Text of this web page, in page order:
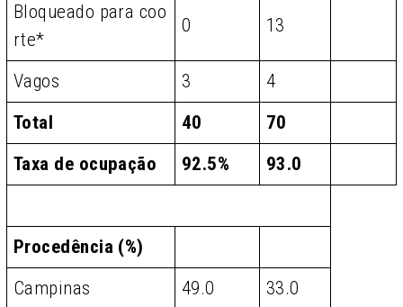
Bloqueado para coo
rte*
0 13
Vagos 3
4
Total
40
70
Taxa de ocupação
92.5% 93.0
Procedência (%)
Campinas
49.0
33.0